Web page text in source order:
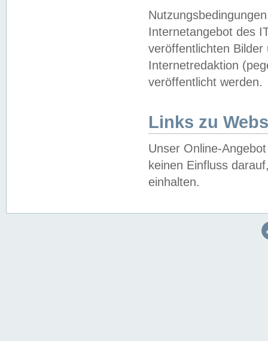
Internetangebot des
veröffentlichten
Internetredaktion
veröffentlicht werden.
Links zu
Unser Online-
keinen Einfluss
einhalten.